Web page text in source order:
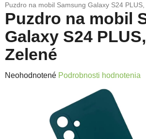
Puzdro na mobil Samsung Galaxy S24
Puzdro na mobil
Galaxy S24
Zelené
Priemerné hodnotenie produktu je 0,0 z 5
Neohodnotené Podrobnosti hodnotenia